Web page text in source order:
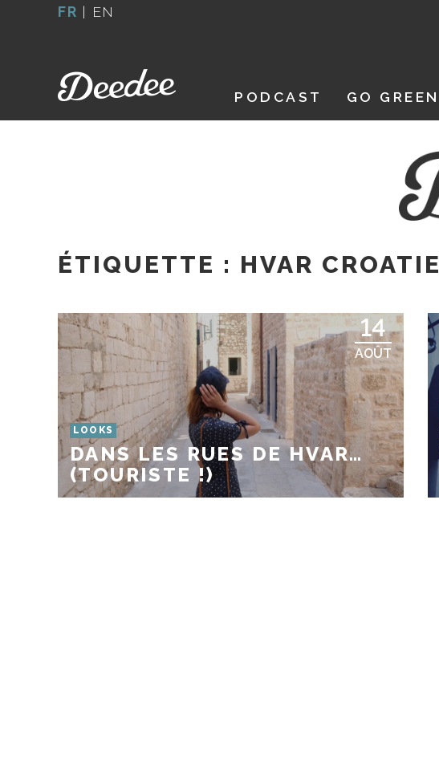
FR | EN
PODCAST GO GREEN
ÉTIQUETTE : HVAR CROATIE
14
AOÛT
LOOKS
DANS LES RUES DE HVAR…
(TOURISTE !)